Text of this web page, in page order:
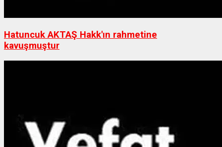
Hatuncuk AKTAŞ Hakk'ın rahmetine
kavuşmuştur